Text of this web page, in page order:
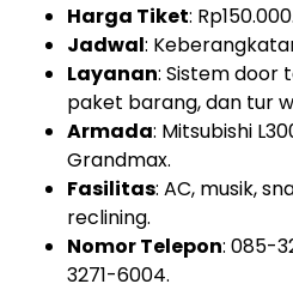
Harga Tiket: Rp150.000.
Jadwal:
Layanan: Sistem door
paket barang, dan tur
Armada: Mitsubishi
Grandmax.
Fasilitas: AC, musik,
reclining.
Nomor Telepon: 085-
3271-6004.